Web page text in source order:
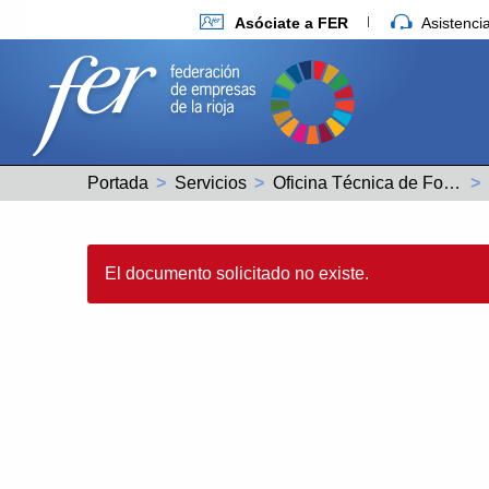
Asóciate a FER
Portada Servicios Oficina Técnica de Fondos Europeos
El documento solicitado no existe.